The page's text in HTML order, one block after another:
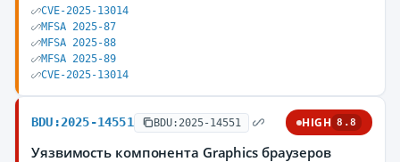
CVE-2025-13014
MFSA 2025-87
MFSA 2025-88
MFSA 2025-89
CVE-2025-13014
BDU:2025-14551 BDU:2025-14551 HIGH 8.8
Уязвимость компонента Graphics браузеров